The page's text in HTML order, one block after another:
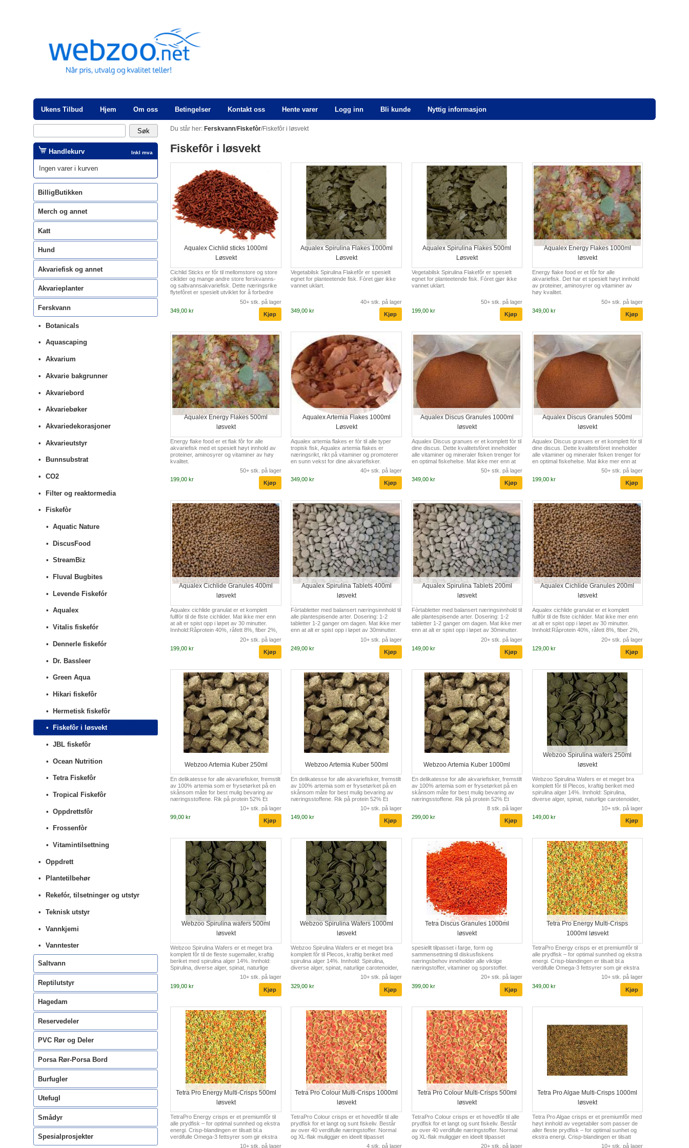
Ukens Tilbud Hjem Om oss Betingelser Kontakt oss Hente varer Logg inn Bli kunde Nyttig informasjon
Du står her: Ferskvann/Fiskefòr/Fiskefôr i løsvekt
Fiskefôr i løsvekt
Aqualex Cichlid sticks 1000ml
Løsvekt
Cichlid Sticks er fôr til mellomstore og store
ciklider og mange andre store ferskvanns-
og saltvannsakvariefisk. Dette næringsrike
flytefôret er spesielt utviklet for å forbedre
fiskens farge og fremme vitalitet og50+ stk. på lager
349,00 kr
Aqualex Spirulina Flakes 1000ml
Løsvekt
Vegetabilsk Spirulina Flakefôr er spesielt
egnet for planteetende fisk. Fòret gjør ikke
vannet uklart.
40+ stk. på lager
349,00 kr
Aqualex Spirulina Flakes 500ml
Løsvekt
Vegetabilsk Spirulina Flakefôr er spesielt
egnet for planteetende fisk. Fòret gjør ikke
vannet uklart.
50+ stk. på lager
199,00 kr
Aqualex Energy Flakes 1000ml
løsvekt
Energy flake food er et fôr for alle
akvariefisk. Det har et spesielt høyt innhold
av proteiner, aminosyrer og vitaminer av
høy kvalitet.
50+ stk. på lager
349,00 kr
Aqualex Energy Flakes 500ml
løsvekt
Energy flake food er et flak fôr for alle
akvariefisk med et spesielt høyt innhold av
proteiner, aminosyrer og vitaminer av høy
kvalitet.
50+ stk. på lager
199,00 kr
Aqualex Artemia Flakes 1000ml
Løsvekt
Aqualex artemia flakes er fòr til alle typer
tropisk fisk, Aqualex artemia flakes er
næringsrikt, rikt på vitaminer og promoterer
en sunn vekst for dine akvariefisker.
Dosering: Mat ikke mer enn at alt er spist
opp i løpet av 30 minutter. Inngredienser:
Fiskemel og andre fiskebiprodukter,artemia,
vegetabilsk protein konsentrat, hvetemel,
Fiber 2%, Aske 9%, Vanninnhold 12%
40+ stk. på lager
349,00 kr
Aqualex Discus Granules 1000ml
løsvekt
Aqualex Discus granues er et komplett fòr til
dine discus. Dette kvalitetsfòret inneholder
alle vitaminer og mineraler fisken trenger for
en optimal fiskehelse. Mat ikke mer enn at
alt er spist opp i løpet av 30minutter.
reker,mycoprotein,hvete, gjær,hvetegluten,
lakseolje,paprika,zeolitt, hvitløk. Tilsetninger:
Antioksidanter, L lysin,DL metiomin, Betain,
Beta-gricane,L-carnitin Innhold: Råprotein
48...
50+ stk. på lager
349,00 kr
Aqualex Discus Granules 500ml
løsvekt
Aqualex Discus granues er et komplett fòr til
dine discus. Dette kvalitetsfòret inneholder
alle vitaminer og mineraler fisken trenger for
en optimal fiskehelse. Mat ikke mer enn at
alt er spist opp i løpet av 30minutter.
reker,mycoprotein,hvete, gjær,hvetegluten,
lakseolje,paprika,zeolitt, hvitløk. Tilsetninger:
Antioksidanter, L lysin,DL metiomin, Betain,
Beta-gricane,L-carnitin Innhold: Råprotein
48...
50+ stk. på lager
199,00 kr
Aqualex Cichlide Granules 400ml
løsvekt
Aqualex cichlide granulat er et komplett
fullfòr til de flste cichlider. Mat ikke mer enn
at alt er spist opp i løpet av 30 minutter.
Innhold:Råprotein 40%, råfett 8%, fiber 2%,
aske 8%, vanninnhold 12%, mineraler og
vitaminer. Granulat størreelse er 2-3mm
Inngredienser: fisk, kornprodukter,andre
20+ stk. på lager
199,00 kr
Aqualex Spirulina Tablets 400ml
løsvekt
Fòrtabletter med balansert næringsinnhold til
alle plantespisende arter. Dosering: 1-2
tabletter 1-2 ganger om dagen. Mat ikke mer
enn at alt er spist opp i løpet av 30minutter.
Tablettene er hurtigsynkende og er perfekt til
alle bunnlevende fisk. Innhold:spirulina,
fiskemel,biprodukter av fisk, vegetabilsk
protein,hvetemel,gjær, skalldyr,spinat,
10+ stk. på lager
249,00 kr
Aqualex Spirulina Tablets 200ml
løsvekt
Fòrtabletter med balansert næringsinnhold til
alle plantespisende arter. Dosering: 1-2
tabletter 1-2 ganger om dagen. Mat ikke mer
enn at alt er spist opp i løpet av 30minutter.
Tablettene er hurtigsynkende og er perfekt til
alle bunnlevende fisk. Innhold:spirulina,
fiskemel,biprodukter av fisk, vegetabilsk
protein,hvetemel,gjær, skalldyr,spinat,
20+ stk. på lager
149,00 kr
Aqualex Cichlide Granules 200ml
løsvekt
Aqualex cichlide granulat er et komplett
fullfòr til de flste cichlider. Mat ikke mer enn
at alt er spist opp i løpet av 30 minutter.
Innhold:Råprotein 40%, råfett 8%, fiber 2%,
aske 8%, vanninnhold 12%, mineraler og
vitaminer. Granulat størreelse er 2-3mm
Inngredienser: fisk, kornprodukter,andre
20+ stk. på lager
129,00 kr
Webzoo Artemia Kuber 250ml
En delikatesse for alle akvariefisker, fremstilt
av 100% artemia som er frysetørket på en
skånsom måte for best mulig bevaring av
næringsstoffene. Rik på protein 52% Et
utmerket fôr der alle nødvendige
næringsstoffer er tatt vare på Ingen risiko
for overføring av sykdommer sammenlignet
10+ stk. på lager
99,00 kr
Webzoo Artemia Kuber 500ml
En delikatesse for alle akvariefisker, fremstilt
av 100% artemia som er frysetørket på en
skånsom måte for best mulig bevaring av
næringsstoffene. Rik på protein 52% Et
utmerket fôr der alle nødvendige
næringsstoffer er tatt vare på Ingen risiko
for overføring av sykdommer sammenlignet
10+ stk. på lager
149,00 kr
Webzoo Artemia Kuber 1000ml
En delikatesse for alle akvariefisker, fremstilt
av 100% artemia som er frysetørket på en
skånsom måte for best mulig bevaring av
næringsstoffene. Rik på protein 52% Et
utmerket fôr der alle nødvendige
næringsstoffer er tatt vare på Ingen risiko
for overføring av sykdommer sammenlignet
8 stk. på lager
299,00 kr
Webzoo Spirulina wafers 250ml
løsvekt
Webzoo Spirulina Wafers er et meget bra
komplett fôr til Plecos, kraftig beriket med
spirulina alger 14%. Innhold: Spirulina,
diverse alger, spinat, naturlige carotenoider,
animalsk protein, mineraler, vitaminer og
10+ stk. på lager
149,00 kr
Webzoo Spirulina wafers 500ml
løsvekt
Webzoo Spirulina Wafers er et meget bra
komplett fôr til de fleste sugemaller, kraftig
beriket med spirulina alger 14%. Innhold:
Spirulina, diverse alger, spinat, naturlige
carotenoider, animalsk protein, mineraler,
10+ stk. på lager
199,00 kr
Webzoo Spirulina Wafers 1000ml
løsvekt
Webzoo Spirulina Wafers er et meget bra
komplett fôr til Plecos, kraftig beriket med
spirulina alger 14%. Innhold: Spirulina,
diverse alger, spinat, naturlige carotenoider,
animalsk protein, mineraler, vitaminer og
10+ stk. på lager
329,00 kr
Tetra Discus Granules 1000ml
løsvekt
spesiellt tilpasset i farge, form og
sammensettning til diskusfiskens
næringsbehov inneholder alle viktige
næringstoffer, vitaminer og sporstoffer.
saktesynkende. stabilisert C-vitamin gir økt
motstandskraft, fremmer god tilvekst og
forhindrer mangelsykdommerr på grunn av
feilaktig næring fremmer trivsel, naturlig
20+ stk. på lager
399,00 kr
Tetra Pro Energy Multi-Crisps
1000ml løsvekt
TetraPro Energy crisps er et premiumfôr til
alle prydfisk – for optimal sunnhed og ekstra
energi. Crisp-blandingen er tilsatt bl.a
verdifulle Omega-3 fettsyrer som gir ekstra
energi. Naturlig protein fremmer en kraftig
muskulatur. Gir ekstra energi og vekst.
10+ stk. på lager
349,00 kr
Tetra Pro Energy Multi-Crisps 500ml
løsvekt
TetraPro Energy crisps er et premiumfôr til
alle prydfisk – for optimal sunnhed og ekstra
energi. Crisp-blandingen er tilsatt bl.a
verdifulle Omega-3 fettsyrer som gir ekstra
energi. Naturlig protein fremmer en kraftig
10+ stk. på lager
Tetra Pro Colour Multi-Crisps 1000ml
løsvekt
TetraPro Colour crisps er et hovedfôr til alle
prydfisk for et langt og sunt fiskeliv. Består
av over 40 verdifulle næringstoffer. Normal
og XL-flak muliggjør en ideelt tilpasset
ernæring til den aktuelle fiskestørrelse.
4 stk. på lager
Tetra Pro Colour Multi-Crisps 500ml
løsvekt
TetraPro Colour crisps er et hovedfôr til alle
prydfisk for et langt og sunt fiskeliv. Består
av over 40 verdifulle næringstoffer. Normal
og XL-flak muliggjør en ideelt tilpasset
ernæring til den aktuelle fiskestørrelse.
20+ stk. på lager
Tetra Pro Algae Multi-Crisps 1000ml
løsvekt
Tetra Pro Algae crisps er et premiumfôr med
høyt innhold av vegetabiler som passer de
aller fleste prydfisk – for optimal sunhet og
ekstra energi. Crisp-blandingen er tilsatt
bl.a.verdifulle Omega-3 fettsyrer, som gir
10+ stk. på lager
Inkl mva
Handlekurv
Ingen varer i kurven
BilligButikken
Merch og annet
Katt
Hund
Akvariefisk og annet
Akvarieplanter
Ferskvann
Botanicals
Aquascaping
Akvarium
Akvarie bakgrunner
Akvariebord
Akvariebøker
Akvariedekorasjoner
Akvarieutstyr
Bunnsubstrat
CO2
Filter og reaktormedia
Fiskefòr
Aquatic Nature
DiscusFood
StreamBiz
Fluval Bugbites
Levende Fiskefór
Aqualex
Vitalis fiskefór
Dennerle fiskefór
Dr. Bassleer
Green Aqua
Hikari fiskefôr
Hermetisk fiskefôr
Fiskefôr i løsvekt
JBL fiskefôr
Ocean Nutrition
Tetra Fiskefôr
Tropical Fiskefôr
Oppdrettsfôr
Frossenfòr
Vitamintilsettning
Oppdrett
Plantetilbehør
Rekefór, tilsetninger og utstyr
Teknisk utstyr
Vannkjemi
Vanntester
Saltvann
Reptilutstyr
Hagedam
Reservedeler
PVC Rør og Deler
Porsa Rør-Porsa Bord
Burfugler
Utefugl
Smådyr
Spesialprosjekter